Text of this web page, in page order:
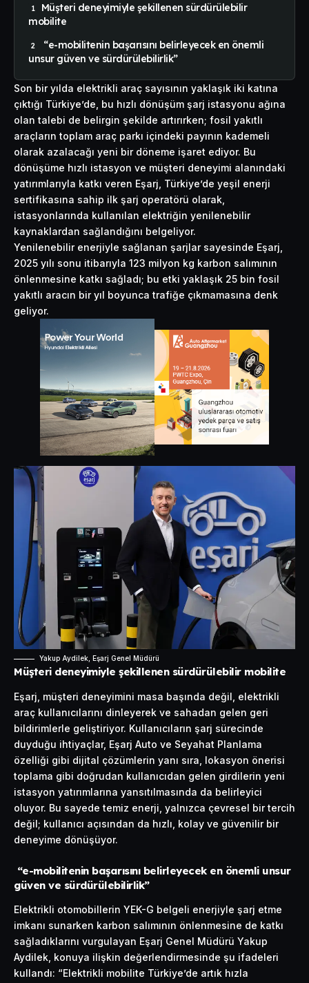
Müşteri deneyimiyle şekillenen sürdürülebilir
mobilite
“e-mobilitenin başarısını belirleyecek en önemli
unsur güven ve sürdürülebilirlik”
Son bir yılda elektrikli araç sayısının yaklaşık iki katına
çıktığı Türkiye’de, bu hızlı dönüşüm şarj istasyonu ağına
olan talebi de belirgin şekilde artırırken; fosil yakıtlı
araçların toplam araç parkı içindeki payının kademeli
olarak azalacağı yeni bir döneme işaret ediyor. Bu
dönüşüme hızlı istasyon ve müşteri deneyimi alanındaki
yatırımlarıyla katkı veren Eşarj, Türkiye’de yeşil enerji
sertifikasına sahip ilk şarj operatörü olarak,
istasyonlarında kullanılan elektriğin yenilenebilir
kaynaklardan sağlandığını belgeliyor.
Yenilenebilir enerjiyle sağlanan şarjlar sayesinde Eşarj,
2025 yılı sonu itibarıyla 123 milyon kg karbon salımının
önlenmesine katkı sağladı; bu etki yaklaşık 25 bin fosil
yakıtlı aracın bir yıl boyunca trafiğe çıkmamasına denk
geliyor.
Yakup Aydilek, Eşarj Genel Müdürü
Müşteri deneyimiyle şekillenen sürdürülebilir mobilite
Eşarj, müşteri deneyimini masa başında değil, elektrikli
araç kullanıcılarını dinleyerek ve sahadan gelen geri
bildirimlerle geliştiriyor. Kullanıcıların şarj sürecinde
duyduğu ihtiyaçlar, Eşarj Auto ve Seyahat Planlama
özelliği gibi dijital çözümlerin yanı sıra, lokasyon önerisi
toplama gibi doğrudan kullanıcıdan gelen girdilerin yeni
istasyon yatırımlarına yansıtılmasında da belirleyici
oluyor. Bu sayede temiz enerji, yalnızca çevresel bir tercih
değil; kullanıcı açısından da hızlı, kolay ve güvenilir bir
deneyime dönüşüyor.
“e-mobilitenin başarısını belirleyecek en önemli unsur
güven ve sürdürülebilirlik”
Elektrikli otomobillerin YEK-G belgeli enerjiyle şarj etme
imkanı sunarken karbon salımının önlenmesine de katkı
sağladıklarını vurgulayan Eşarj Genel Müdürü Yakup
Aydilek, konuya ilişkin değerlendirmesinde şu ifadeleri
kullandı: “Elektrikli mobilite Türkiye’de artık hızla